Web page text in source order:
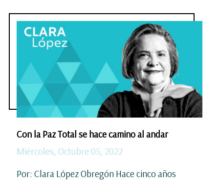
Con la Paz Total se hace camino al andar
Miércoles, Octubre 05, 2022
Por: Clara López Obregón Hace cinco años